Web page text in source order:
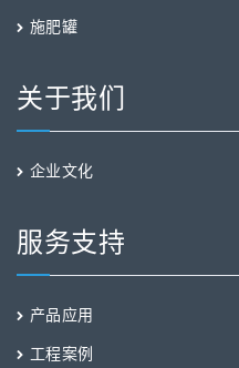
施肥罐
关于我们
企业文化
服务支持
产品应用
工程案例